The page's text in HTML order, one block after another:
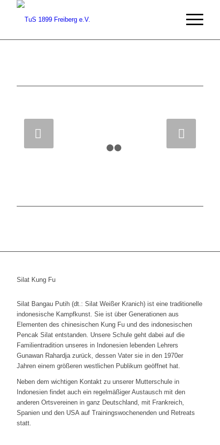
Silat Kung Fu
Silat Bangau Putih (dt.: Silat Weißer Kranich) ist eine traditionelle
indonesische Kampfkunst. Sie ist über Generationen aus
Elementen des chinesischen Kung Fu und des indonesischen
Pencak Silat entstanden. Unsere Schule geht dabei auf die
Familientradition unseres in Indonesien lebenden Lehrers
Gunawan Rahardja zurück, dessen Vater sie in den 1970er
Jahren einem größeren westlichen Publikum geöffnet hat.
Neben dem wichtigen Kontakt zu unserer Mutterschule in
Indonesien findet auch ein regelmäßiger Austausch mit den
anderen Ortsvereinen in ganz Deutschland, mit Frankreich,
Spanien und den USA auf Trainingswochenenden und Retreats
statt.